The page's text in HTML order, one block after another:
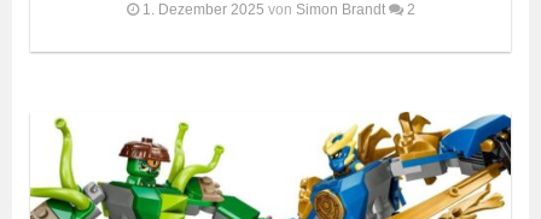
1. Dezember 2025 von Simon Brandt 2